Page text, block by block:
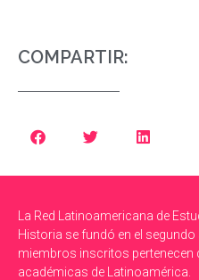
COMPARTIR:
La Red Latinoamericana de
Historia se fundó en el
miembros inscritos pertenecen
académicas de Latinoamérica.